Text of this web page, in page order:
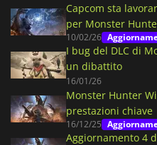
Capcom sta
per Monster
10/02/26
I bug del DLC di
un dibattito
16/01/26
Monster Hunter
prestazioni chiave
16/12/25
Aggiornamento 4